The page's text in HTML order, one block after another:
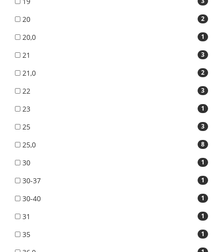
2
20
1
20,0
3
21
2
21,0
3
22
1
23
3
25
8
25,0
1
30
1
30-37
1
30-40
1
31
1
35